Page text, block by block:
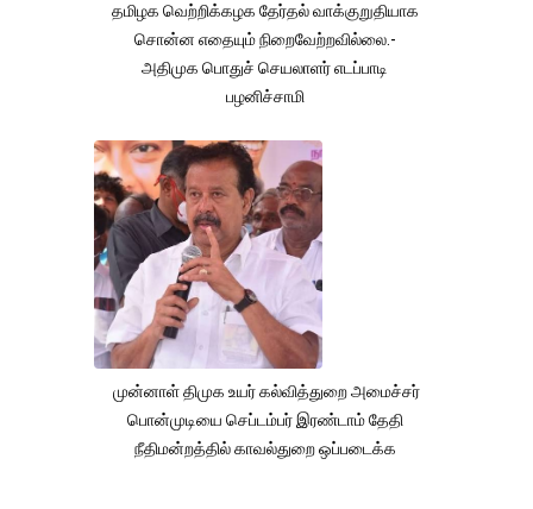
தமிழக வெற்றிக்கழக தேர்தல் வாக்குறுதியாக
சொன்ன எதையும் நிறைவேற்றவில்லை.-
அதிமுக பொதுச் செயலாளர் எடப்பாடி
பழனிச்சாமி
முன்னாள் திமுக உயர் கல்வித்துறை அமைச்சர்
பொன்முடியை செப்டம்பர் இரண்டாம் தேதி
நீதிமன்றத்தில் காவல்துறை ஒப்படைக்க